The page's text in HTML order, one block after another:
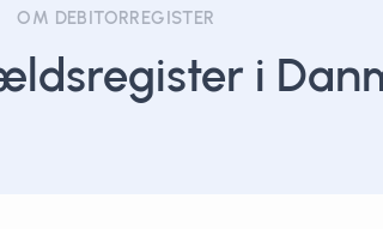
OM DEBITORREGISTER
i